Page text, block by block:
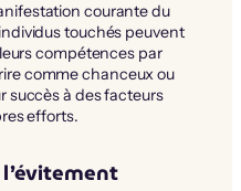
courante du
touchés peuvent
compétences par
comme chanceux ou
succès à des facteurs
efforts.